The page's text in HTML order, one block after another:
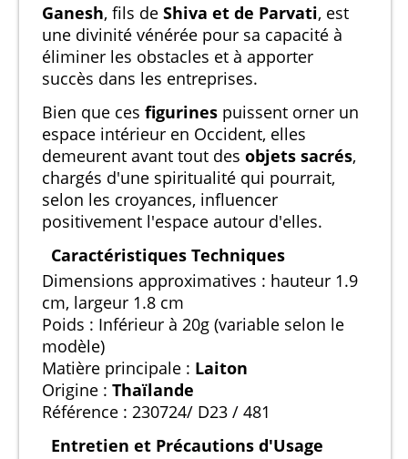
Ganesh, fils de Shiva et de Parvati, est
une divinité vénérée pour sa capacité à
éliminer les obstacles et à apporter
succès dans les entreprises.
Bien que ces figurines puissent orner un
espace intérieur en Occident, elles
demeurent avant tout des objets sacrés,
chargés d'une spiritualité qui pourrait,
selon les croyances, influencer
positivement l'espace autour d'elles.
Caractéristiques Techniques
Dimensions approximatives : hauteur 1.9
cm, largeur 1.8 cm
Poids : Inférieur à 20g (variable selon le
modèle)
Matière principale : Laiton
Origine : Thaïlande
Référence : 230724/ D23 / 481
Entretien et Précautions d'Usage